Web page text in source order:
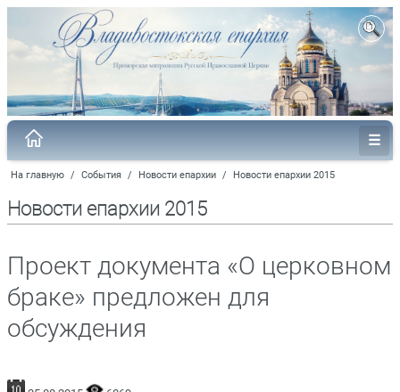
На главную / События / Новости епархии / Новости епархии 2015
Новости епархии 2015
Проект документа «О церковном
браке» предложен для
обсуждения